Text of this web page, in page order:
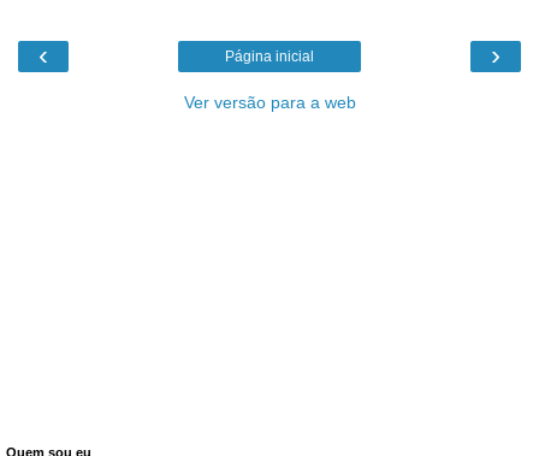
‹ ›
Página inicial
Ver versão para a web
Quem sou eu